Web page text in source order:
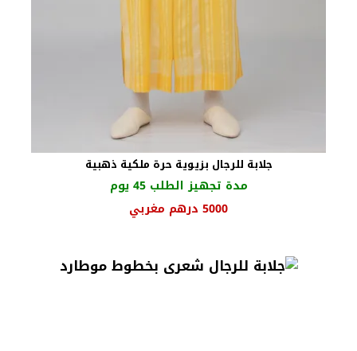
جلابة للرجال بزيوية حرة ملكية ذهبية
مدة تجهيز الطلب 45 يوم
السعر
5500 درهم
مغربي.
5000 درهم مغربي
5000 درهم
مغربي.